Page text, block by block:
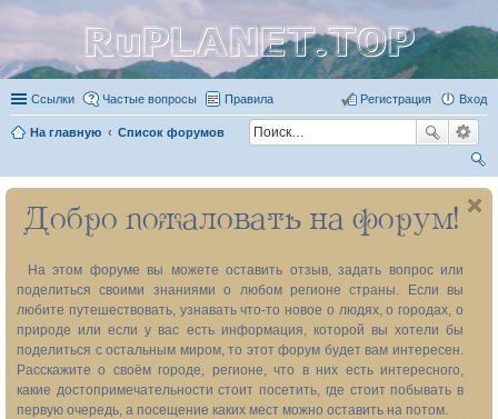
RuPLANET.TOP
Ссылки Частые вопросы Правила Вход
Регистрация
На главную Список форумов
ои
ск
Добро пожаловать на форум!
На этом форуме вы можете оставить отзыв, задать вопрос или
поделиться своими знаниями о любом регионе страны. Если вы
любите путешествовать, узнавать что-то новое о людях, о городах, о
природе или если у вас есть информация, которой вы хотели бы
поделиться с остальным миром, то этот форум будет вам интересен.
Расскажите о своём городе, регионе, что в них есть интересного,
какие достопримечательности стоит посетить, где стоит побывать в
первую очередь, а посещение каких мест можно оставить на потом.